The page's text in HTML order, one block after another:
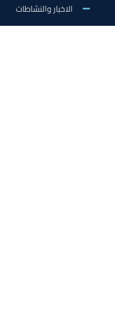
الاخبار والنشاطات
وظائف اكسفورد